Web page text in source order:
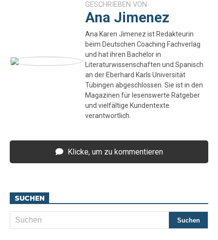
GESCHRIEBEN VON
Ana Jimenez
Ana Karen Jimenez ist Redakteurin
beim Deutschen Coaching Fachverlag
und hat ihren Bachelor in
Literaturwissenschaften und Spanisch
an der Eberhard Karls Universität
Tübingen abgeschlossen. Sie ist in den
Magazinen für lesenswerte Ratgeber
und vielfältige Kundentexte
verantwortlich.
Klicke, um zu kommentieren
SUCHEN